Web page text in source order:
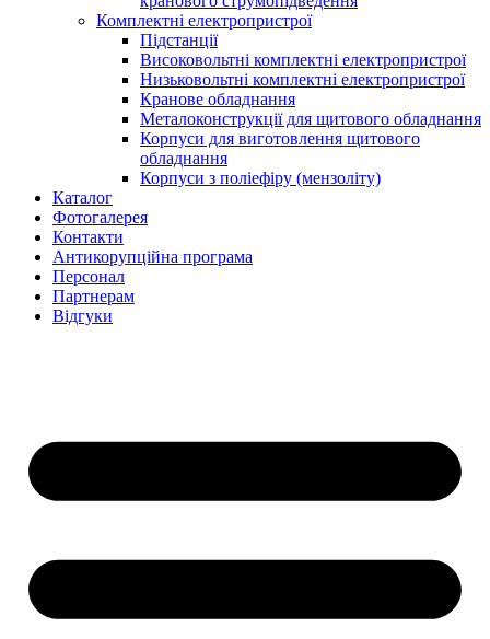
Комплектні електропристрої
Підстанції
Високовольтні комплектні електропристрої
Низьковольтні комплектні електропристрої
Кранове обладнання
Металоконструкції для щитового обладнання
Корпуси для виготовлення щитового
обладнання
Корпуси з поліефіру (мензоліту)
Каталог
Фотогалерея
Контакти
Антикорупційна програма
Персонал
Партнерам
Відгуки